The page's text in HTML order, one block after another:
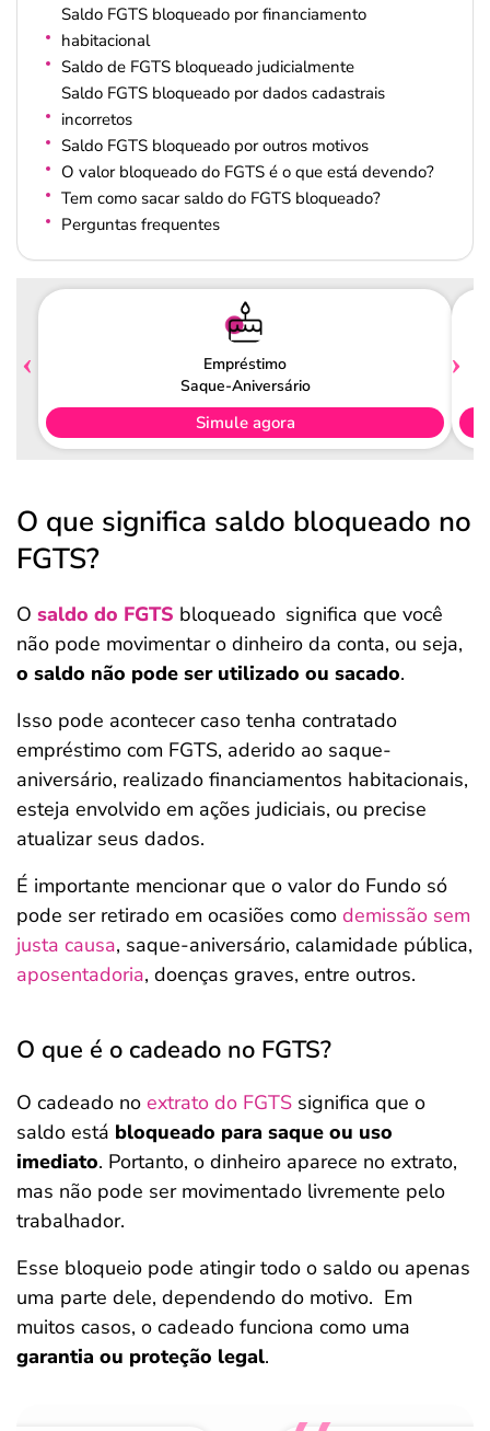
Saldo FGTS bloqueado por financiamento
habitacional
Saldo de FGTS bloqueado judicialmente
Saldo FGTS bloqueado por dados cadastrais
incorretos
Saldo FGTS bloqueado por outros motivos
O valor bloqueado do FGTS é o que está devendo?
Tem como sacar saldo do FGTS bloqueado?
Perguntas frequentes
Empréstimo
Saque-Aniversário
Simule agora
O que significa saldo bloqueado no
FGTS?
O saldo do FGTS bloqueado significa que você
não pode movimentar o dinheiro da conta, ou seja,
o saldo não pode ser utilizado ou sacado.
Isso pode acontecer caso tenha contratado
empréstimo com FGTS, aderido ao saque-
aniversário, realizado financiamentos habitacionais,
esteja envolvido em ações judiciais, ou precise
atualizar seus dados.
É importante mencionar que o valor do Fundo só
pode ser retirado em ocasiões como demissão sem
justa causa, saque-aniversário, calamidade pública,
aposentadoria, doenças graves, entre outros.
O que é o cadeado no FGTS?
O cadeado no extrato do FGTS significa que o
saldo está bloqueado para saque ou uso
imediato. Portanto, o dinheiro aparece no extrato,
mas não pode ser movimentado livremente pelo
trabalhador.
Esse bloqueio pode atingir todo o saldo ou apenas
uma parte dele, dependendo do motivo. Em
muitos casos, o cadeado funciona como uma
garantia ou proteção legal.